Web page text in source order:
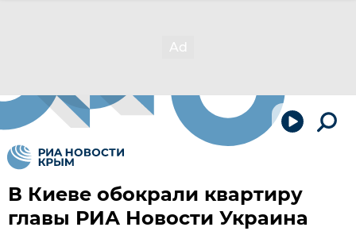
В Киеве обокрали квартиру
главы РИА Новости Украина